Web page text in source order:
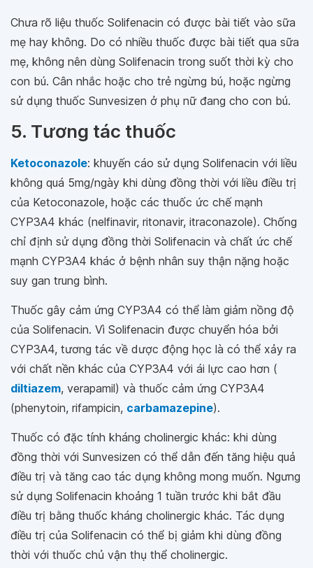
Chưa rõ liệu thuốc Solifenacin có được bài tiết vào sữa
mẹ hay không. Do có nhiều thuốc được bài tiết qua sữa
mẹ, không nên dùng Solifenacin trong suốt thời kỳ cho
con bú. Cân nhắc hoặc cho trẻ ngừng bú, hoặc ngừng
sử dụng thuốc Sunvesizen ở phụ nữ đang cho con bú.
5. Tương tác thuốc
Ketoconazole: khuyến cáo sử dụng Solifenacin với liều
không quá 5mg/ngày khi dùng đồng thời với liều điều trị
của Ketoconazole, hoặc các thuốc ức chế mạnh
CYP3A4 khác (nelfinavir, ritonavir, itraconazole). Chống
chỉ định sử dụng đồng thời Solifenacin và chất ức chế
mạnh CYP3A4 khác ở bệnh nhân suy thận nặng hoặc
suy gan trung bình.
Thuốc gây cảm ứng CYP3A4 có thể làm giảm nồng độ
của Solifenacin. Vì Solifenacin được chuyển hóa bởi
CYP3A4, tương tác về dược động học là có thể xảy ra
với chất nền khác của CYP3A4 với ái lực cao hơn (
diltiazem, verapamil) và thuốc cảm ứng CYP3A4
(phenytoin, rifampicin, carbamazepine).
Thuốc có đặc tính kháng cholinergic khác: khi dùng
đồng thời với Sunvesizen có thể dẫn đến tăng hiệu quả
điều trị và tăng cao tác dụng không mong muốn. Ngưng
sử dụng Solifenacin khoảng 1 tuần trước khi bắt đầu
điều trị bằng thuốc kháng cholinergic khác. Tác dụng
điều trị của Solifenacin có thể bị giảm khi dùng đồng
thời với thuốc chủ vận thụ thể cholinergic.